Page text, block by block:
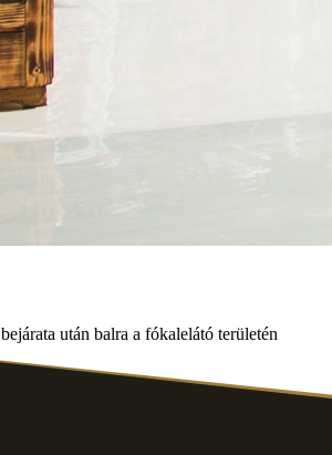
után balra a fókalelátó területén